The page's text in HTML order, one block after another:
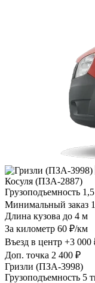
Косуля (ПЗА-2887)
Грузоподъемность
Минимальный заказ
Длина кузова до 4 м
За километр 60 ₽/км
Въезд в центр +3 000
Доп. точка 2 400 ₽
Гризли (ПЗА-3998)
Грузоподъемность 5